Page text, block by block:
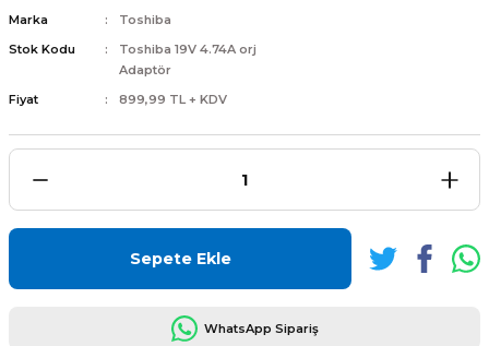
Marka
Toshiba
Stok Kodu
Toshiba 19V 4.74A orj
Adaptör
Fiyat
899,99 TL + KDV
Sepete Ekle
WhatsApp Sipariş